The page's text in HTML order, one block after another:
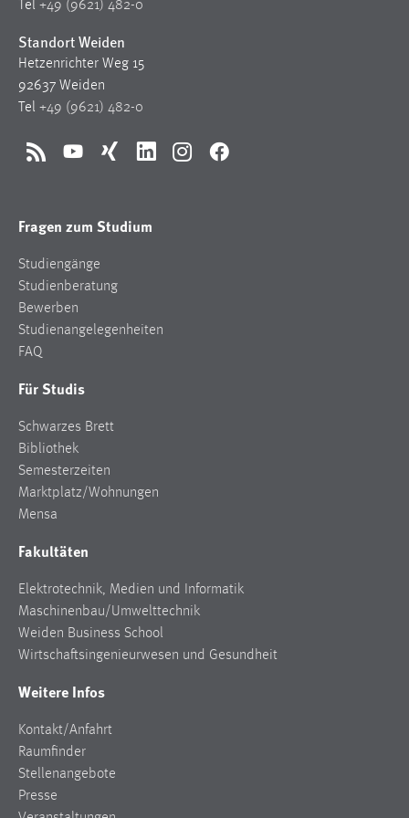
Tel +49 (9621) 482-0
Standort Weiden
Hetzenrichter Weg 15
92637 Weiden
Tel +49 (9621) 482-0
RSS YouTubeXing LinkedInInstagramFacebook
Fragen zum Studium
Studiengänge
Studienberatung
Bewerben
Studienangelegenheiten
FAQ
Für Studis
Schwarzes Brett
Bibliothek
Semesterzeiten
Marktplatz/Wohnungen
Mensa
Fakultäten
Elektrotechnik, Medien und Informatik
Maschinenbau/Umwelttechnik
Weiden Business School
Wirtschaftsingenieurwesen und Gesundheit
Weitere Infos
Kontakt/Anfahrt
Raumfinder
Stellenangebote
Presse
Cookie Laufzeit:
Marketing Cookies werden von Drittanbietern
hinweg verfolgen.
Google Ads
Name:
Conversion-Tracking
Cookie Laufzeit:
_fbp
Anbieter:
Conversion-Tracking
Cookie Laufzeit:
3 Monate